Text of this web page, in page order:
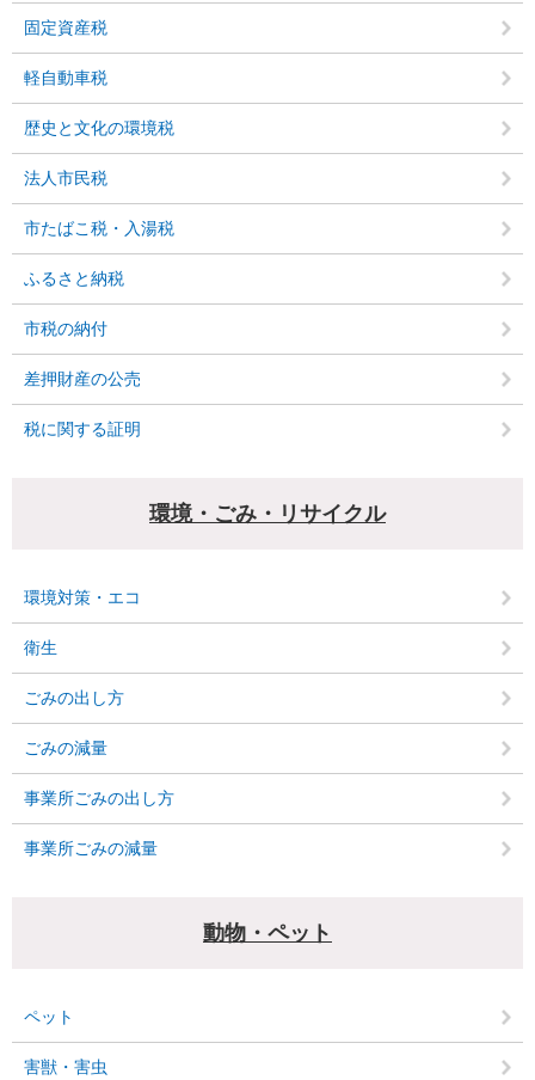
固定資産税
軽自動車税
歴史と文化の環境税
法人市民税
市たばこ税・入湯税
ふるさと納税
市税の納付
差押財産の公売
税に関する証明
環境・ごみ・リサイクル
環境対策・エコ
衛生
ごみの出し方
ごみの減量
事業所ごみの出し方
事業所ごみの減量
動物・ペット
ペット
害獣・害虫